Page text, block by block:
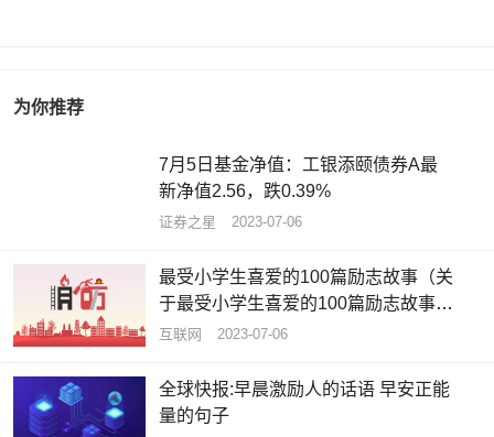
为你推荐
7月5日基金净值：工银添颐债券A最
新净值2.56，跌0.39%
证券之星 2023-07-06
最受小学生喜爱的100篇励志故事（关
于最受小学生喜爱的100篇励志故事介
绍）_全球资讯
互联网 2023-07-06
全球快报:早晨激励人的话语 早安正能
量的句子